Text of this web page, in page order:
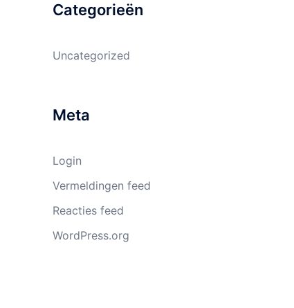
Categorieën
Uncategorized
Meta
Login
Vermeldingen feed
Reacties feed
WordPress.org